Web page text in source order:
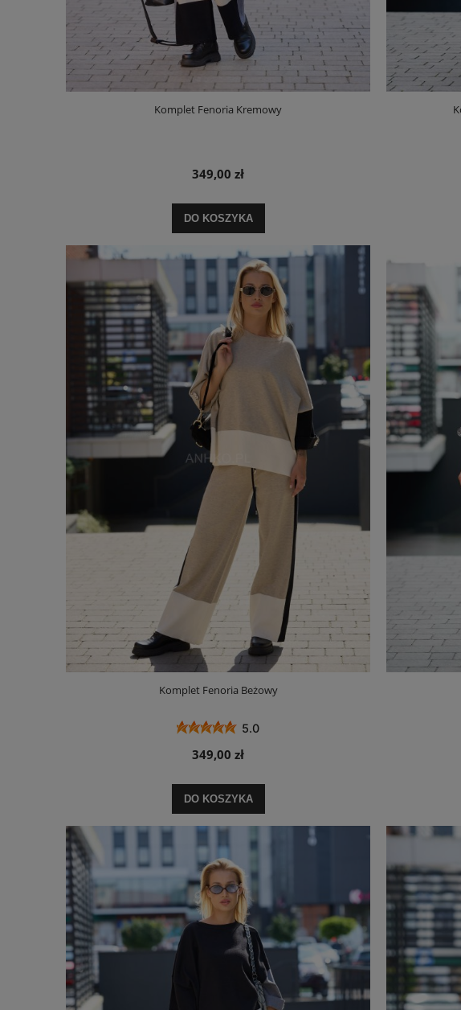
Komplet Fenoria Kremowy
349,00 zł
DO KOSZYKA
Komplet Fenoria Beżowy
5.0
349,00 zł
DO KOSZYKA